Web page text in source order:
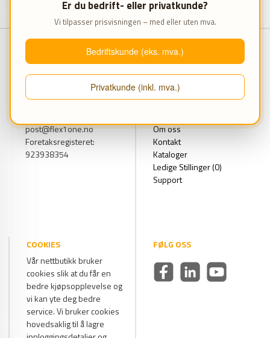
Er du bedrift- eller privatkunde?
Vi tilpasser prisvisningen – med eller uten mva.
Bedriftskunde (eks. mva.)
Privatkunde (inkl. mva.)
FIRMAINFORMASJON
FLEX1ONE AS
1543 Vestby
post@flex1one.no
Foretaksregisteret:
923938354
SNARVEIER
FLEXLINE Konfigurator
Referanser
Leasing
Om oss
Kontakt
Kataloger
Ledige Stillinger (0)
Support
COOKIES
Vår nettbutikk bruker
cookies slik at du får en
bedre kjøpsopplevelse og
vi kan yte deg bedre
service. Vi bruker cookies
hovedsaklig til å lagre
FØLG OSS